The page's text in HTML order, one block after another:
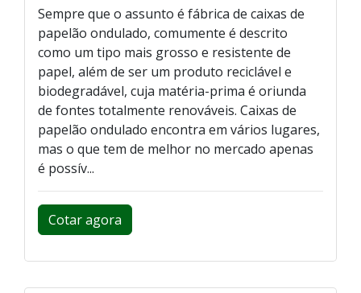
Sempre que o assunto é fábrica de caixas de
papelão ondulado, comumente é descrito
como um tipo mais grosso e resistente de
papel, além de ser um produto reciclável e
biodegradável, cuja matéria-prima é oriunda
de fontes totalmente renováveis. Caixas de
papelão ondulado encontra em vários lugares,
mas o que tem de melhor no mercado apenas
é possív...
Cotar agora